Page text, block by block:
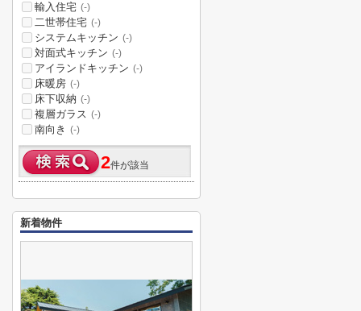
輸入住宅 (-)
二世帯住宅 (-)
システムキッチン (-)
対面式キッチン (-)
アイランドキッチン (-)
床暖房 (-)
床下収納 (-)
複層ガラス (-)
南向き (-)
2件が該当
新着物件